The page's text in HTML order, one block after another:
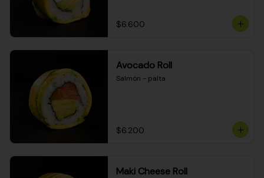
$6.600
Avocado Roll
Salmón - palta
$6.200
Maki Cheese Roll